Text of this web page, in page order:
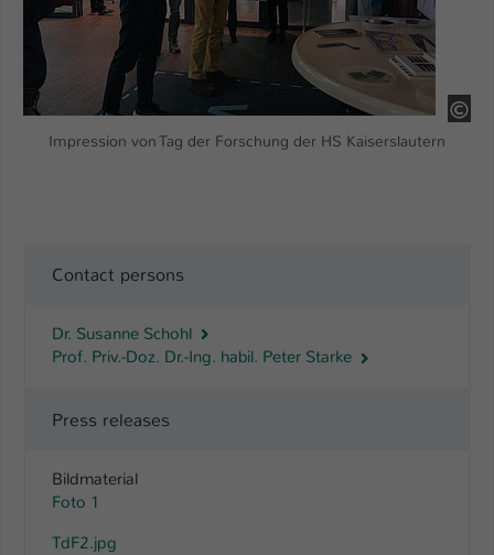
Impression von Tag der Forschung der HS Kaiserslautern
Contact persons
Dr. Susanne Schohl
Prof. Priv.-Doz. Dr.-Ing. habil. Peter Starke
Press releases
Bildmaterial
Foto 1
TdF2.jpg